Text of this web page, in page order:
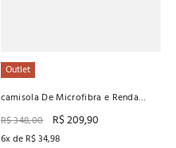
Outlet
camisola De Microfibra e Renda
R$348,00 R$209,90
6x de R$34,98